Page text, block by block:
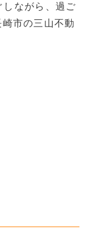
ながら、過ご
市の三山不動